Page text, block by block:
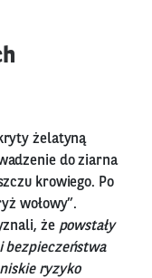
żelatyną
do ziarna
krowiego. Po
wołowy”.
że powstały
bezpieczeństwa
ryzyko